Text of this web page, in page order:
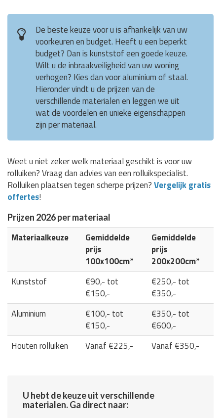
De beste keuze voor u is afhankelijk van uw
voorkeuren en budget. Heeft u een beperkt
budget? Dan is kunststof een goede keuze.
Wilt u de inbraakveiligheid van uw woning
verhogen? Kies dan voor aluminium of staal.
Hieronder vindt u de prijzen van de
verschillende materialen en leggen we uit
wat de voordelen en unieke eigenschappen
zijn per materiaal.
Weet u niet zeker welk materiaal geschikt is voor uw
rolluiken? Vraag dan advies van een rolluikspecialist.
Rolluiken plaatsen tegen scherpe prijzen?Vergelijk gratis
offertes!
Prijzen 2026 per materiaal
Materiaalkeuze
Gemiddelde
prijs
100x100cm*
Gemiddelde
prijs
200x200cm*
Kunststof
€90,- tot
€150,-
€250,- tot
€350,-
Aluminium
€100,- tot
€150,-
€350,- tot
€600,-
Houten rolluiken
Vanaf €225,- Vanaf €350,-
U hebt de keuze uit verschillende
materialen. Ga direct naar: